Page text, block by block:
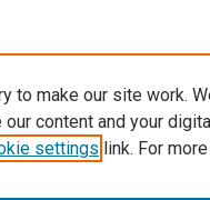
to make our site work.
content and your
settings link. For